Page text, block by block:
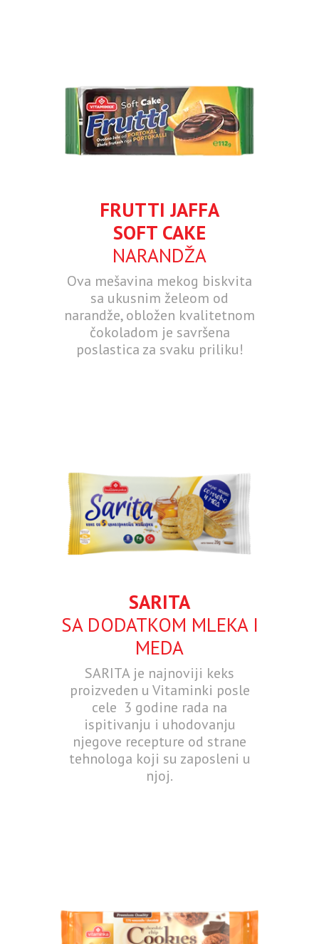
FRUTTI JAFFA
SOFT CAKE
NARANDŽA
Ova mešavina mekog biskvita
sa ukusnim želeom od
narandže, obložen kvalitetnom
čokoladom je savršena
poslastica za svaku priliku!
SARITA
SA DODATKOM MLEKA I
MEDA
SARITA je najnoviji keks
proizveden u Vitaminki posle
cele 3 godine rada na
ispitivanju i uhodovanju
njegove recepture od strane
tehnologa koji su zaposleni u
njoj.